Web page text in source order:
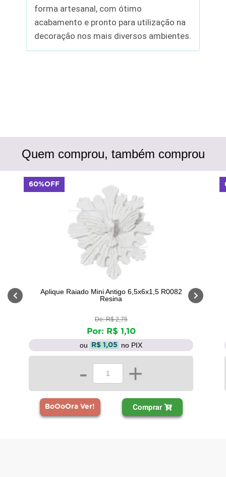
forma artesanal, com ótimo
acabamento e pronto para utilização na
decoração nos mais diversos ambientes.
Quem comprou, também comprou
Aplique Raiado Mini Antigo 6,5x6x1,5 R0082
Resina
De: R$ 2,75
Por: R$ 1,10
ou R$ 1,05 no PIX
- +
BoOoOra Ver! Comprar
60%OFF